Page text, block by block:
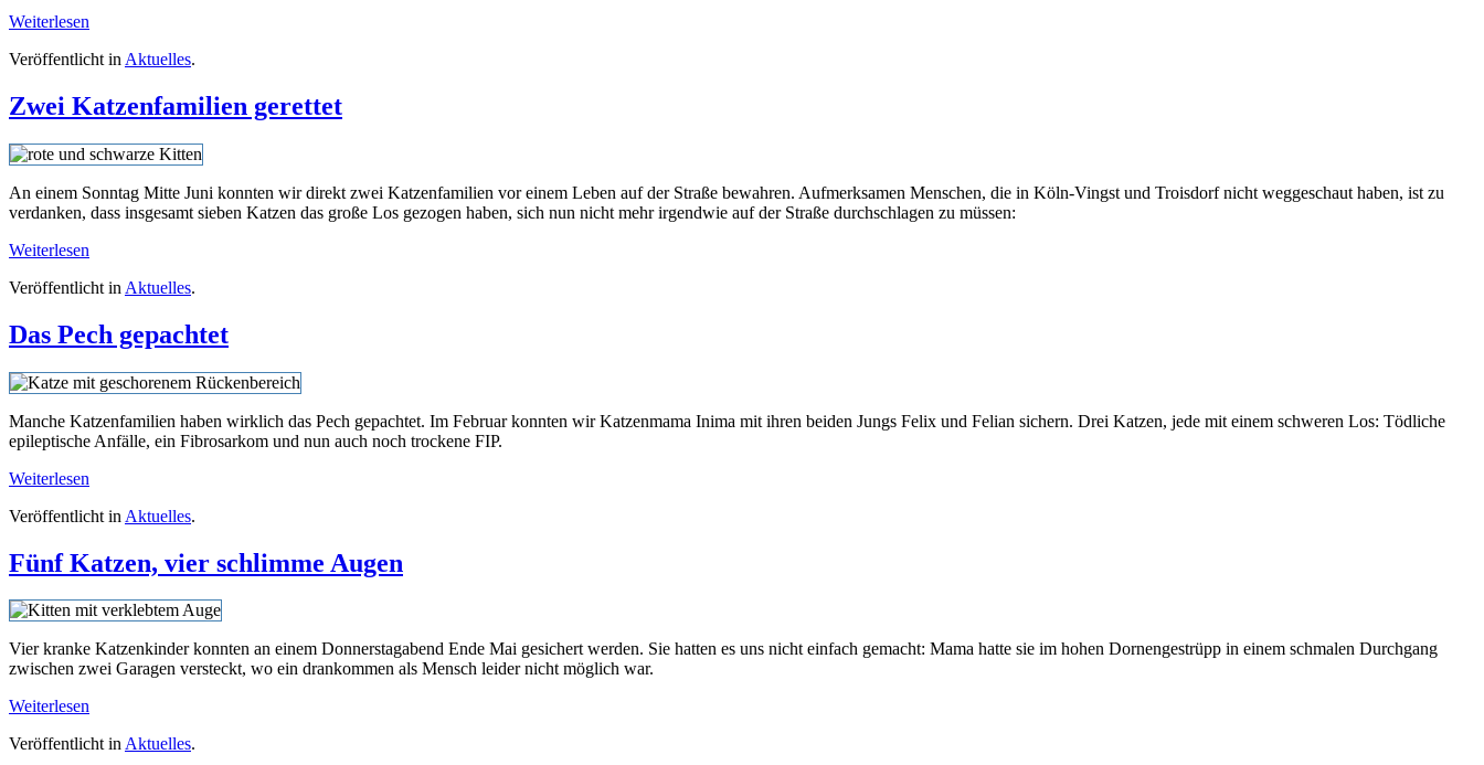
Weiterlesen
Veröffentlicht in Aktuelles.
Zwei Katzenfamilien gerettet
An einem Sonntag Mitte Juni konnten wir direkt zwei Katzenfamilien vor einem Leben auf der Straße bewahren. Aufmerksamen Menschen, die in Köln-Vingst und Troisdorf nicht weggeschaut haben, ist zu
verdanken, dass insgesamt sieben Katzen das große Los gezogen haben, sich nun nicht mehr irgendwie auf der Straße durchschlagen zu müssen:
Weiterlesen
Veröffentlicht in Aktuelles.
Das Pech gepachtet
Manche Katzenfamilien haben wirklich das Pech gepachtet. Im Februar konnten wir Katzenmama Inima mit ihren beiden Jungs Felix und Felian sichern. Drei Katzen, jede mit einem schweren Los: Tödliche
epileptische Anfälle, ein Fibrosarkom und nun auch noch trockene FIP.
Weiterlesen
Veröffentlicht in Aktuelles.
Fünf Katzen, vier schlimme Augen
Vier kranke Katzenkinder konnten an einem Donnerstagabend Ende Mai gesichert werden. Sie hatten es uns nicht einfach gemacht: Mama hatte sie im hohen Dornengestrüpp in einem schmalen Durchgang
zwischen zwei Garagen versteckt, wo ein drankommen als Mensch leider nicht möglich war.
Weiterlesen
Veröffentlicht inAktuelles.